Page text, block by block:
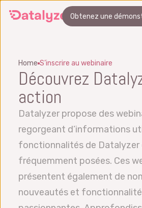
Obtenez une
Home S’inscrire au webinaire
Découvrez
action
Datalyzer propose des
regorgeant d’informations
fonctionnalités de Datalyzer
fréquemment posées. Ces
présentent également de
nouveautés et